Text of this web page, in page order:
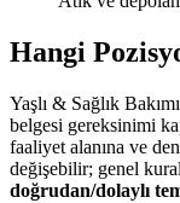
Hangi
Yaşlı & Sağlık Bakımı
belgesi gereksinimi
faaliyet alanına ve
değişebilir; genel kural
doğrudan/dolaylı